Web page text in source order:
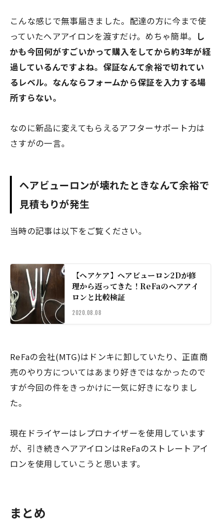
こんな感じで無事届きました。配達の方に今まで使
っていたヘアアイロンを渡すだけ。めちゃ簡単。 し
かも今回何がすごいかって購入をしてから約3年が経
過しているんですよね。保証なんて余裕で切れてい
るレベル。なんならフォームから保証を入力する場
所すらない。
なのに新品に変えてもらえるアフターサポート力は
さすがの一言。
ヘアビューロンが壊れたときなんて余裕で
見積もりが発生
当時の記事は以下をご覧ください。
【ヘアケア】ヘアビューロン2Dが修
理から返ってきた！ReFaのヘアアイ
ロンと比較検証
2020.08.08
ReFaの会社(MTG)はドンキに卸していたり、正直商
売のやり方についてはあまり好きではなかったので
すが今回の件をきっかけに一気に好きになりまし
た。
現在ドライヤーはレプロナイザーを使用しています
が、引き続きヘアアイロンはReFaのストレートアイ
ロンを使用していこうと思います。
まとめ